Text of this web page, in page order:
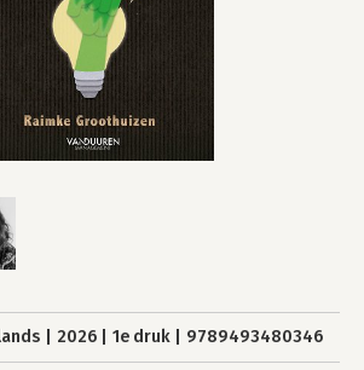
2026 1e druk 9789493480346